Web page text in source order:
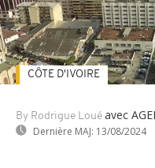
By Rodrigue Loué avec
Dernière MAJ: 13/08/2024
CÔTE D'IVOIRE